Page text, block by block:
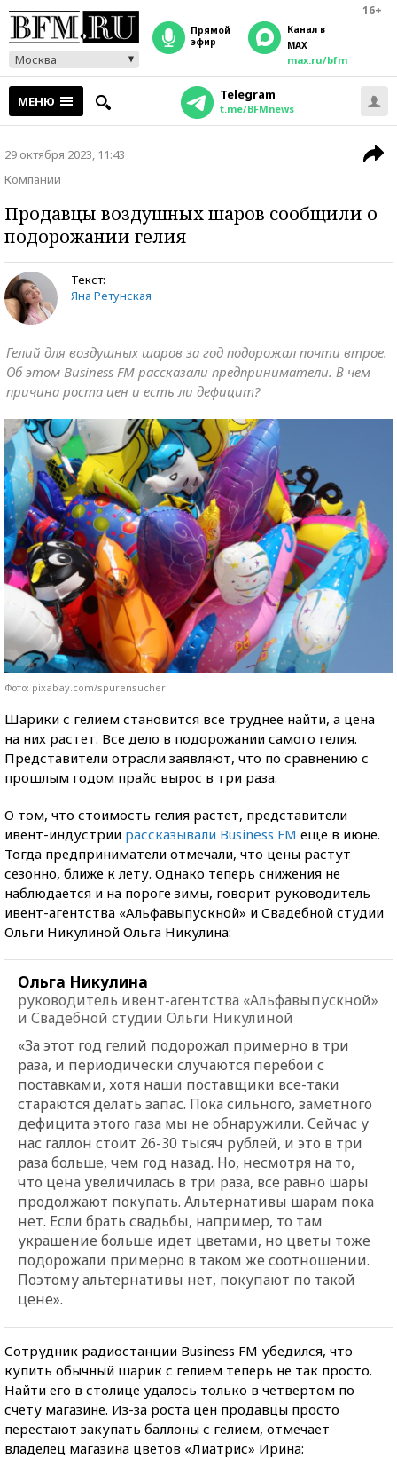
16+
Москва
прямой
эфир
Канал в
MAX
max.ru/bfm
МЕНЮ Telegram
t.me/BFMnews
29 октября 2023, 11:43
Компании
Продавцы воздушных шаров сообщили о
подорожании гелия
Текст:
Яна Ретунская
Гелий для воздушных шаров за год подорожал почти втрое.
Об этом Business FM рассказали предприниматели. В чем
причина роста цен и есть ли дефицит?
Фото: pixabay.com/spurensucher
Шарики с гелием становится все труднее найти, а цена
на них растет. Все дело в подорожании самого гелия.
Представители отрасли заявляют, что по сравнению с
прошлым годом прайс вырос в три раза.
О том, что стоимость гелия растет, представители
ивент-индустрии рассказывали Business FM еще в июне.
Тогда предприниматели отмечали, что цены растут
сезонно, ближе к лету. Однако теперь снижения не
наблюдается и на пороге зимы, говорит руководитель
ивент-агентства «Альфавыпускной» и Свадебной студии
Ольги Никулиной Ольга Никулина:
Ольга Никулина
руководитель ивент-агентства «Альфавыпускной»
и Свадебной студии Ольги Никулиной
«За этот год гелий подорожал примерно в три
раза, и периодически случаются перебои с
поставками, хотя наши поставщики все-таки
стараются делать запас. Пока сильного, заметного
дефицита этого газа мы не обнаружили. Сейчас у
нас галлон стоит 26-30 тысяч рублей, и это в три
раза больше, чем год назад. Но, несмотря на то,
что цена увеличилась в три раза, все равно шары
продолжают покупать. Альтернативы шарам пока
нет. Если брать свадьбы, например, то там
украшение больше идет цветами, но цветы тоже
подорожали примерно в таком же соотношении.
Поэтому альтернативы нет, покупают по такой
цене».
Сотрудник радиостанции Business FM убедился, что
купить обычный шарик с гелием теперь не так просто.
Найти его в столице удалось только в четвертом по
счету магазине. Из-за роста цен продавцы просто
перестают закупать баллоны с гелием, отмечает
владелец магазина цветов «Лиатрис» Ирина: